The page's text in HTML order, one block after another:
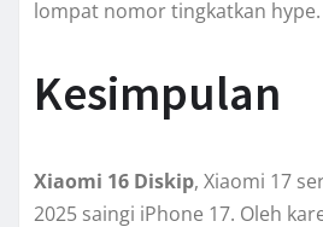
lompat nomor tingkatkan hype.
Kesimpulan
Xiaomi 16 Diskip, Xiaomi 17
2025 saingi iPhone 17. Oleh